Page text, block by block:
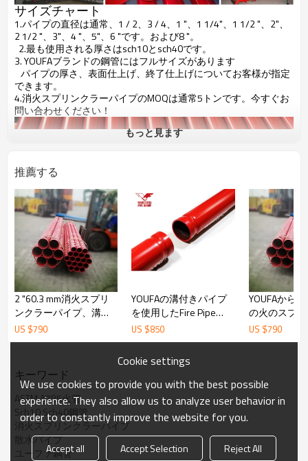
サイズチャート
1.パイプの直径は通常、1 / 2、3 / 4、1 "、1 1/4"、1 1/2 "、2"、
2 1/2 "、3"、4 "、5"、6 "です。および8 "。
2.最も使用される厚さはsch10とsch40です。
3. YOUFAブランドの鋼管にはフルサイズがあります
パイプの厚さ、表面仕上げ、終了仕上げについてお客様が指定
できます。
4.消火スプリンクラーパイプのMOQは通常5トンです。今すぐお
問い合わせください！
もっと見ます
推薦する
2 "60.3 mm消火スプリ
ンクラーパイプ、溝
端、赤塗装
US $790
YOUFAの溝付きパイプ
を使用したFire Pipe
Sch5 Sch10 Sch40
US $850
YOUFAから
の火のスプ
の管の価格
Sch5
US $790
キーワード
ASTM A795火管
Sch10 Sch40鋼管
消火スプリンクラーパイプ
散水パイプ
ユーファ鋼管
Cookie settings
We use cookies to provide you with the best possible
experience. They also allow us to analyze user behavior in
order to constantly improve the website for you.
Accept all Accept Selection Reject All